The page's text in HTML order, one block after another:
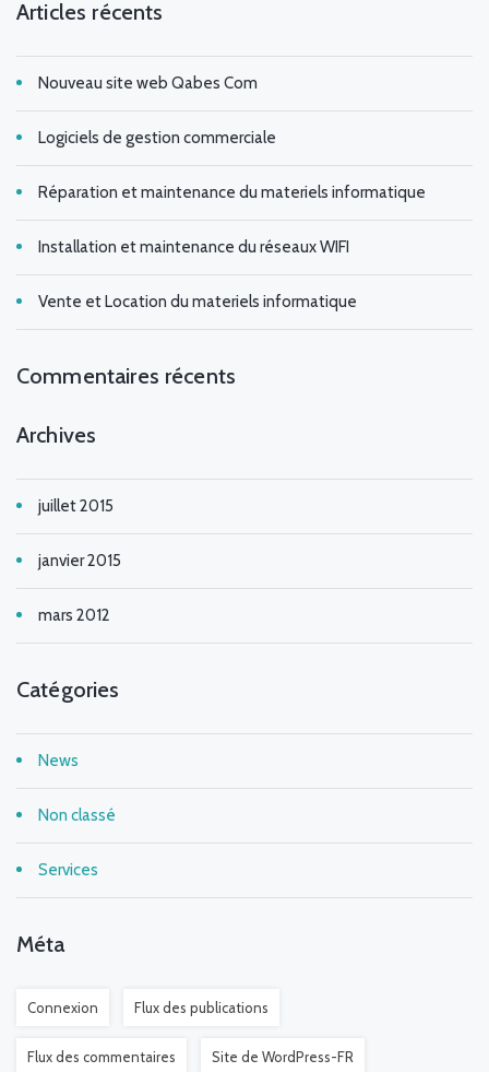
Articles récents
Nouveau site web Qabes Com
Logiciels de gestion commerciale
Réparation et maintenance du materiels informatique
Installation et maintenance du réseaux WIFI
Vente et Location du materiels informatique
Commentaires récents
Archives
juillet 2015
janvier 2015
mars 2012
Catégories
News
Non classé
Services
Méta
Connexion Flux des publications
Flux des commentaires Site de WordPress-FR